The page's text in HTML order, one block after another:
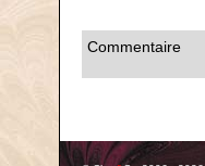
Commentaire